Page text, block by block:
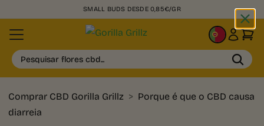
SMALL BUDS DESDE 0,85€/GR
PT
Pesquisar flores cbd...
Comprar CBD Gorilla Grillz > Porque é que o CBD causa
diarreia